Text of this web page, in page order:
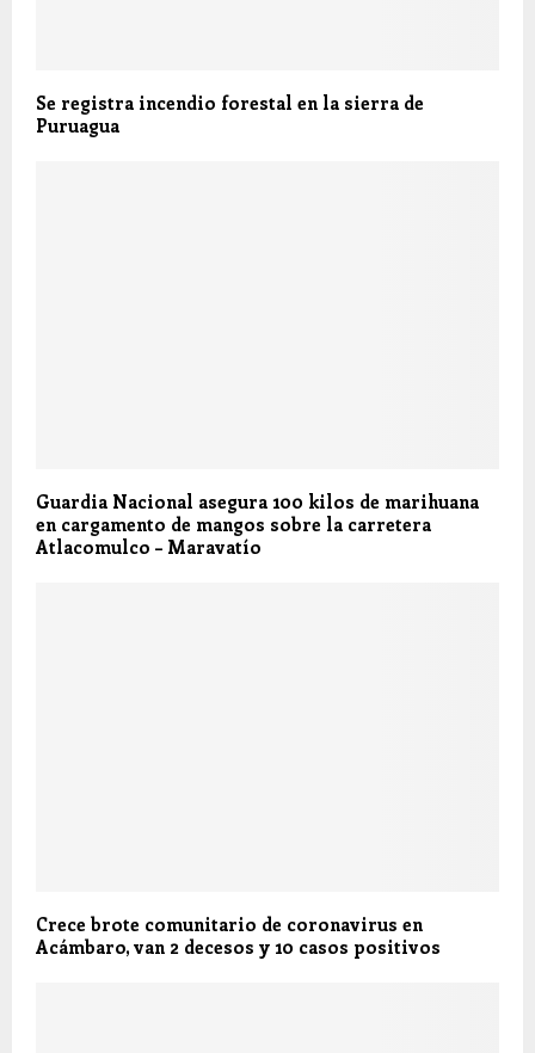
Se registra incendio forestal en la sierra de
Puruagua
Guardia Nacional asegura 100 kilos de marihuana
en cargamento de mangos sobre la carretera
Atlacomulco – Maravatío
Crece brote comunitario de coronavirus en
Acámbaro, van 2 decesos y 10 casos positivos